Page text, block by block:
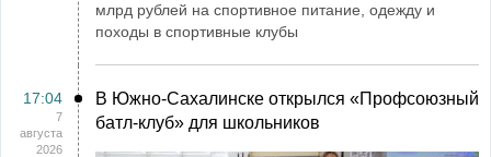
млрд рублей на спортивное питание, одежду и
походы в спортивные клубы
17:04
7
августа
2026
В Южно-Сахалинске открылся «Профсоюзный
батл-клуб» для школьников